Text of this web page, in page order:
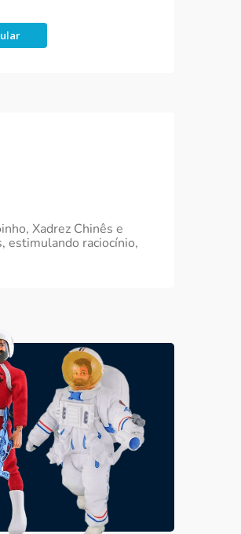
Xadrez Chinês e
estimulando raciocínio,